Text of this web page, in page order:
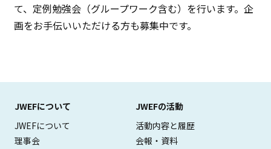
て、定例勉強会（グループワーク含む）を行います。企
画をお手伝いいただける方も募集中です。
JWEFについて
JWEFについて
理事会
JWEFの活動
活動内容と履歴
会報・資料